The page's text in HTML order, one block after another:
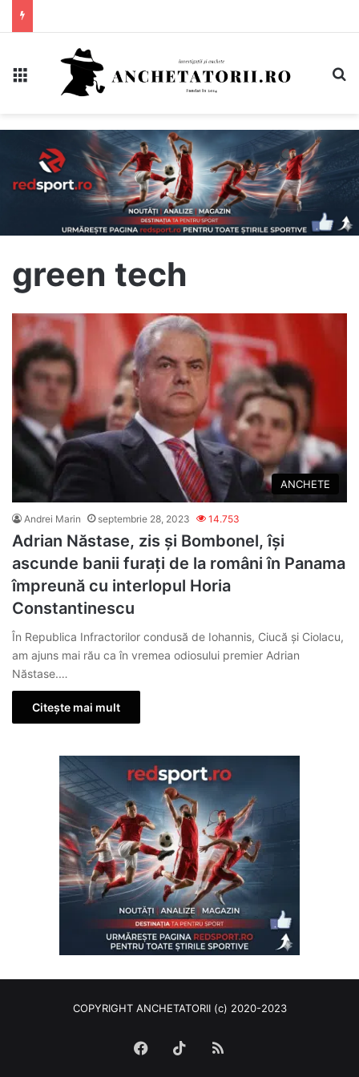
green tech
ANCHETE
Andrei Marin septembrie 28, 2023 14.753
Adrian Năstase, zis și Bombonel, își
ascunde banii furați de la români în Panama
împreună cu interlopul Horia
Constantinescu
În Republica Infractorilor condusă de Iohannis, Ciucă și Ciolacu,
am ajuns mai rău ca în vremea odiosului premier Adrian
Năstase.…
Citește mai mult
COPYRIGHT ANCHETATORII (c) 2020-2023
Facebook
TikTok